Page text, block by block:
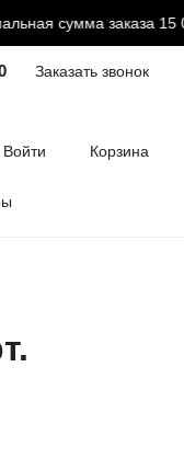
сумма заказа 15
Заказать звонок
Войти Корзина